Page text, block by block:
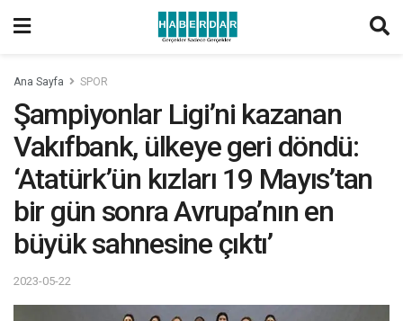
Ana Sayfa SPOR
Şampiyonlar Ligi’ni kazanan
Vakıfbank, ülkeye geri döndü:
‘Atatürk’ün kızları 19 Mayıs’tan
bir gün sonra Avrupa’nın en
büyük sahnesine çıktı’
2023-05-22